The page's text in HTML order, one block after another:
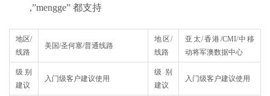
,”mengge” 都支持
地区/
线路
美国/圣何塞/普通线路
地区/
线路
亚太/香港/CMI/中移
动将军澳数据中心
级别
建议
入门级客户建议使用
级别
建议
入门级客户建议使用